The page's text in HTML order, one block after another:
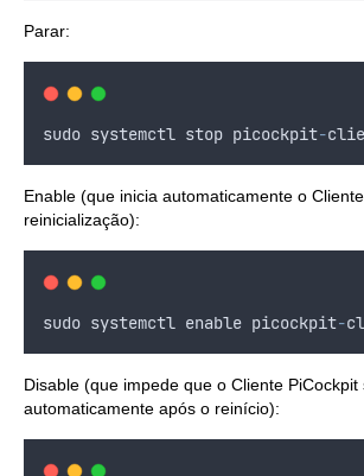
Parar:
sudo systemctl stop picockpit-
Enable (que inicia automaticamente o
reinicialização):
sudo systemctl enable picockpit-
Disable (que impede que o Cliente PiCockpit
automaticamente após o reinício):